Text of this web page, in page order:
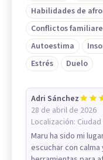
Habilidades de
Conflictos
Autoestima
Estrés
Duelo
Adri Sánchez
28 de abril de 2026
Localización:
Maru ha sido mi
escuchar con calma